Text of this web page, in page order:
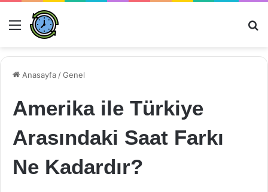
Menü
Anasayfa /Genel
Amerika ile Türkiye
Arasındaki Saat Farkı
Ne Kadardır?